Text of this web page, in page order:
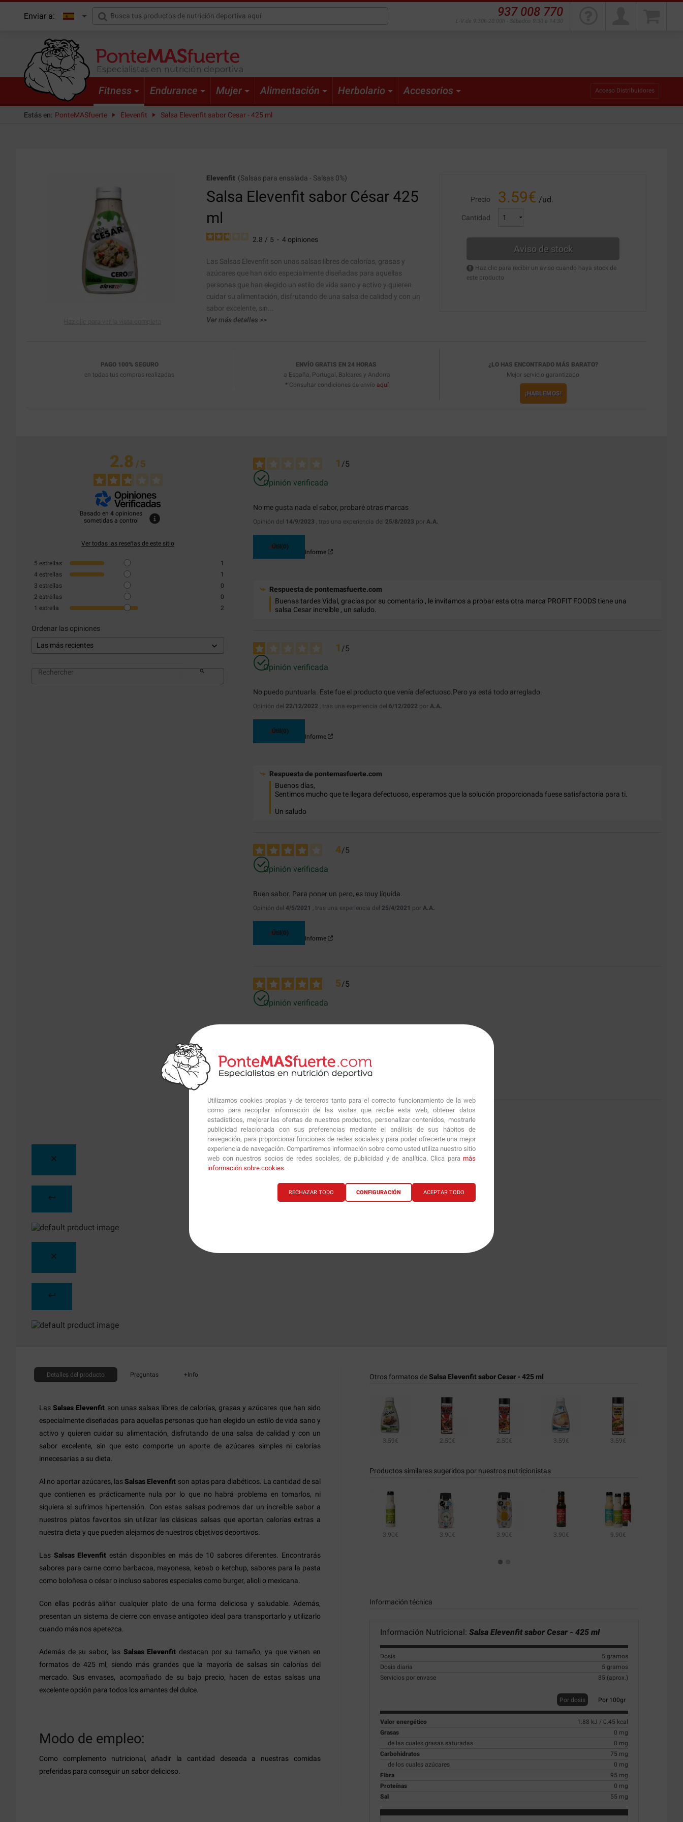
Utilizamos cookies propias y de terceros tanto para el correcto funcionamiento de la web
como para recopilar información de las visitas que recibe esta web, obtener datos
estadísticos, mejorar las ofertas de nuestros productos, personalizar contenidos, mostrarle
publicidad relacionada con sus preferencias mediante el análisis de sus hábitos de
navegación, para proporcionar funciones de redes sociales y para poder ofrecerte una mejor
experiencia de navegación. Compartiremos información sobre como usted utiliza nuestro sitio
web con nuestros socios de redes sociales, de publicidad y de analítica. Clica para más
información sobre cookies.
ACEPTAR TODO
RECHAZAR TODO CONFIGURACIÓN
Enviar a: 937 008 770
Especialistas en nutrición deportiva
Fitness Endurance Mujer Alimentación Herbolario Accesorios Acceso Distribuidores
Estás en: PonteMASfuerte Elevenfit Salsa Elevenfit sabor Cesar - 425 ml
Elevenfit (Salsas para ensalada - Salsas 0%)
Salsa Elevenfit sabor César 425
ml
2.8 / 5 - 4 opiniones
Las Salsas Elevenfit son unas salsas libres de calorías, grasas y
azúcares que han sido especialmente diseñadas para aquellas
personas que han elegido un estilo de vida sano y activo y quieren
cuidar su alimentación, disfrutando de una salsa de calidad y con un
sabor excelente, sin...
Ver más detalles >>
Precio 3.59€ /ud.
Cantidad
Aviso de stock
Haz clic para recibir un aviso cuando haya stock de
este producto
PAGO 100% SEGURO
en todas tus compras realizadas
ENVÍO GRATIS EN 24 HORAS
a España, Portugal, Baleares y Andorra
* Consultar condiciones de envío aquí
¿LO HAS ENCONTRADO MÁS BARATO?
Mejor servicio garantizado
¡HABLEMOS!
2.8/5
Basado en4 opiniones
sometidas a control
Ver todas las reseñas de este sitio
5 estrellas
1
4 estrellas
1
3 estrellas
0
2 estrellas
0
1 estrella 2
Ordenar las opiniones
1 /5
Opinión verificada
No me gusta nada el sabor, probaré otras marcas
Opinión del 14/9/2023 , tras una experiencia del 25/8/2023 porA.A.
Útil (0)
Informe
Respuesta de pontemasfuerte.com
Buenas tardes Vidal, gracias por su comentario , le invitamos a probar esta otra marca PROFIT FOODS tiene una
salsa Cesar increíble , un saludo.
1 /5
Opinión verificada
No puedo puntuarla. Este fue el producto que venía defectuoso.Pero ya está todo arreglado.
Opinión del 22/12/2022 , tras una experiencia del 6/12/2022 porA.A.
Útil (0)
Informe
Respuesta de pontemasfuerte.com
Buenos días,
Sentimos mucho que te llegara defectuoso, esperamos que la solución proporcionada fuese satisfactoria para ti.
Un saludo
4/5
Opinión verificada
Buen sabor. Para poner un pero, es muy líquida.
Opinión del 4/5/2021 , tras una experiencia del 25/4/2021 porA.A.
Útil (0)
Informe
5/5
Opinión verificada
Útil(0)
Informe
1
Detalles del producto Preguntas +Info
LasSalsas Elevenfit son unas salsas libres de calorías, grasas y azúcares que han sido
especialmente diseñadas para aquellas personas que han elegido un estilo de vida sano y
activo y quieren cuidar su alimentación, disfrutando de una salsa de calidad y con un
sabor excelente, sin que esto comporte un aporte de azúcares simples ni calorías
innecesarias a su dieta.
Al no aportar azúcares, lasSalsas Elevenfit son aptas para diabéticos. La cantidad de sal
que contienen es prácticamente nula por lo que no habrá problema en tomarlos, ni
siquiera si sufrimos hipertensión. Con estas salsas podremos dar un increíble sabor a
nuestros platos favoritos sin utilizar las clásicas salsas que aportan calorías extras a
nuestra dieta y que pueden alejarnos de nuestros objetivos deportivos.
Las Salsas Elevenfit están disponibles en más de 10 sabores diferentes. Encontrarás
sabores para carne como barbacoa, mayonesa, kebab o ketchup, sabores para la pasta
como boloñesa o césar o incluso sabores especiales como burger, alioli o mexicana.
Con ellas podrás aliñar cualquier plato de una forma deliciosa y saludable. Además,
presentan un sistema de cierre con envase antigoteo ideal para transportarlo y utilizarlo
cuando más nos apetezca.
Además de su sabor, las Salsas Elevenfit destacan por su tamaño, ya que vienen en
formatos de 425 ml, siendo más grandes que la mayoría de salsas sin calorías del
mercado. Sus envases, acompañado de su bajo precio, hacen de estas salsas una
excelente opción para todos los amantes del dulce.
Modo de empleo:
Como complemento nutricional, añadir la cantidad deseada a nuestras comidas
preferidas para conseguir un sabor delicioso.
Otros formatos deSalsa Elevenfit sabor Cesar - 425 ml
3.59€ 2.50€ 2.50€ 3.59€ 3.59€
Productos similares sugeridos por nuestros nutricionistas
3.90€ 3.90€ 3.90€ 3.90€ 9.90€
Información técnica
Información Nutricional: Salsa Elevenfit sabor Cesar - 425 ml
Dosis
5 gramos
Dosis diaria
5 gramos
Servicios por envase
85 (aprox.)
Por dosis Por 100gr
Valor energético
1.88 kJ / 0.45 kcal
Grasas
0 mg
de las cuales grasas saturadas
0 mg
Carbohidratos
75 mg
de los cuales azúcares
0 mg
Fibra
95 mg
Proteínas
0 mg
Sal
55 mg